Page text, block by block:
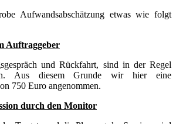
Aufwandsabschätzung etwas wie folgt
Auftraggeber
und Rückfahrt, sind in der Regel
Aus diesem Grunde wir hier eine
750 Euro angenommen.
durch den Monitor